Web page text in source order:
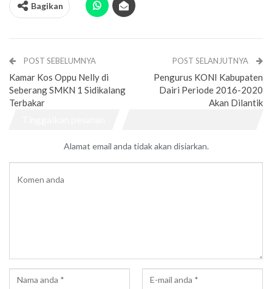
Bagikan
POST SEBELUMNYA
Kamar Kos Oppu Nelly di
Seberang SMKN 1 Sidikalang
Terbakar
POST SELANJUTNYA
Pengurus KONI Kabupaten
Dairi Periode 2016-2020
Akan Dilantik
Alamat email anda tidak akan disiarkan.